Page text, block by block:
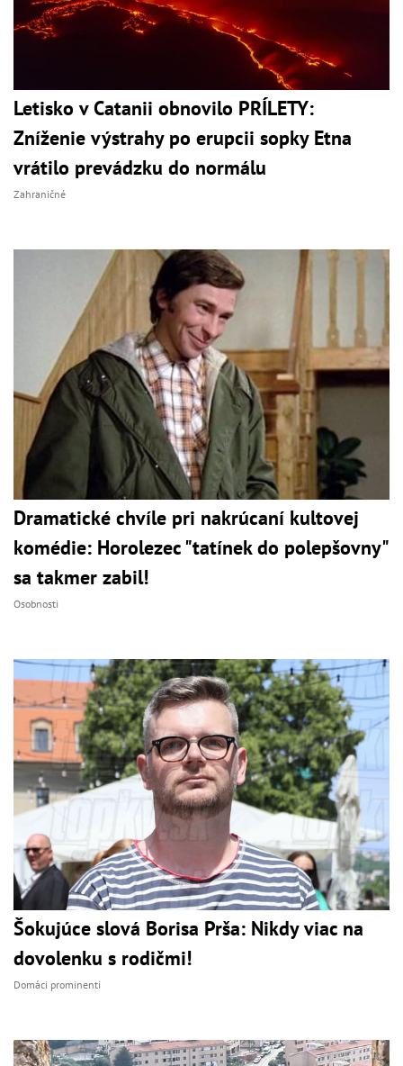
Letisko v Catanii obnovilo PRÍLETY:
Zníženie výstrahy po erupcii sopky Etna
vrátilo prevádzku do normálu
Zahraničné
Dramatické chvíle pri nakrúcaní kultovej
komédie: Horolezec "tatínek do polepšovny"
sa takmer zabil!
Osobnosti
Šokujúce slová Borisa Prša: Nikdy viac na
dovolenku s rodičmi!
Domáci prominenti